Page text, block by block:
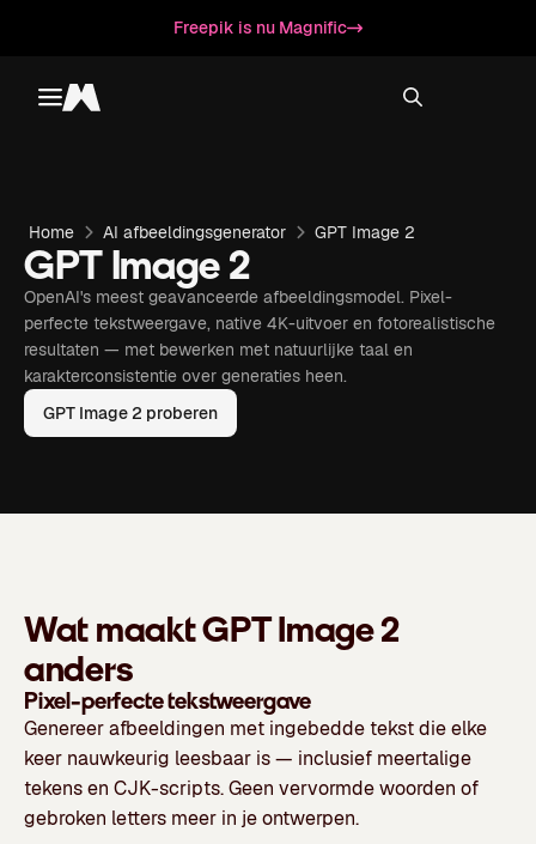
Freepik is nu Magnific
Toggle menu
Magnific
Home AI afbeeldingsgenerator GPT Image 2
GPT Image 2
OpenAI's meest geavanceerde afbeeldingsmodel. Pixel-
perfecte tekstweergave, native 4K-uitvoer en fotorealistische
resultaten — met bewerken met natuurlijke taal en
karakterconsistentie over generaties heen.
GPT Image 2 proberen
Wat maakt GPT Image 2
anders
Pixel-perfecte tekstweergave
Genereer afbeeldingen met ingebedde tekst die elke
keer nauwkeurig leesbaar is — inclusief meertalige
tekens en CJK-scripts. Geen vervormde woorden of
gebroken letters meer in je ontwerpen.